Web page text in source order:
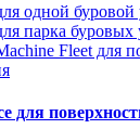
одной буровой
парка буровых
Fleet для
для